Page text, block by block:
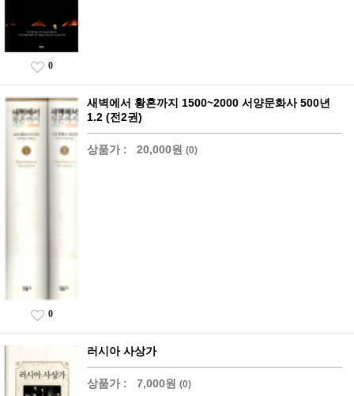
0
새벽에서 황혼까지 1500~2000 서양문화사 500년
1.2 (전2권)
상품가 : 20,000원 (0)
0
러시아 사상가
상품가 : 7,000원 (0)